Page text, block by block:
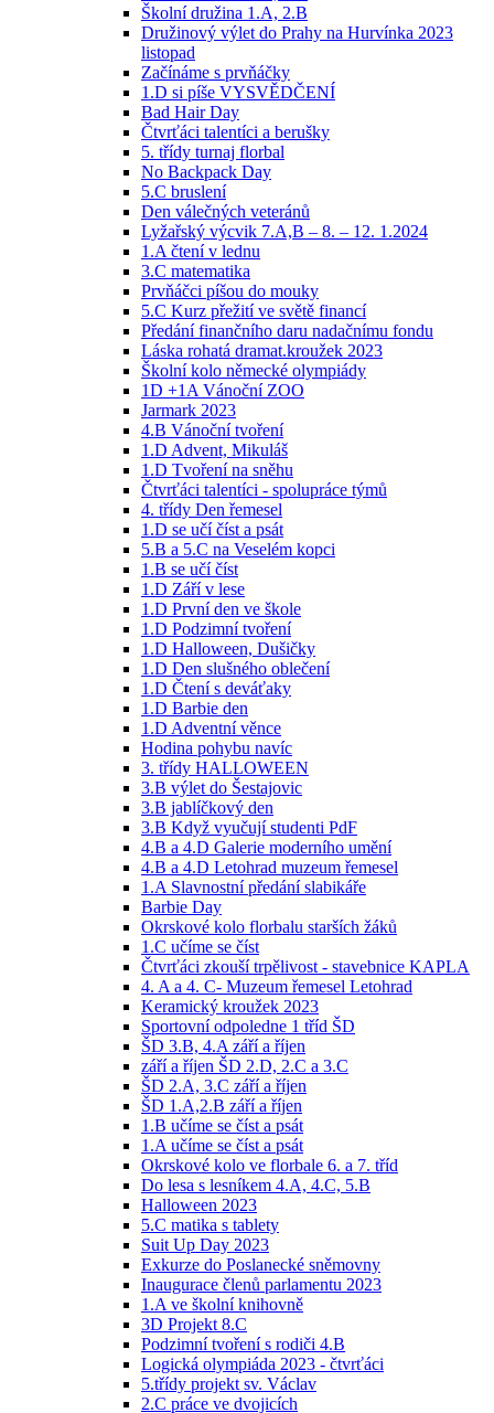
Školní družina 1.A, 2.B
Družinový výlet do Prahy na Hurvínka 2023
listopad
Začínáme s prvňáčky
1.D si píše VYSVĚDČENÍ
Bad Hair Day
Čtvrťáci talentíci a berušky
5. třídy turnaj florbal
No Backpack Day
5.C bruslení
Den válečných veteránů
Lyžařský výcvik 7.A,B – 8. – 12. 1.2024
1.A čtení v lednu
3.C matematika
Prvňáčci píšou do mouky
5.C Kurz přežití ve světě financí
Předání finančního daru nadačnímu fondu
Láska rohatá dramat.kroužek 2023
Školní kolo německé olympiády
1D +1A Vánoční ZOO
Jarmark 2023
4.B Vánoční tvoření
1.D Advent, Mikuláš
1.D Tvoření na sněhu
Čtvrťáci talentíci - spolupráce týmů
4. třídy Den řemesel
1.D se učí číst a psát
5.B a 5.C na Veselém kopci
1.B se učí číst
1.D Září v lese
1.D První den ve škole
1.D Podzimní tvoření
1.D Halloween, Dušičky
1.D Den slušného oblečení
1.D Čtení s deváťaky
1.D Barbie den
1.D Adventní věnce
Hodina pohybu navíc
3. třídy HALLOWEEN
3.B výlet do Šestajovic
3.B jablíčkový den
3.B Když vyučují studenti PdF
4.B a 4.D Galerie moderního umění
4.B a 4.D Letohrad muzeum řemesel
1.A Slavnostní předání slabikáře
Barbie Day
Okrskové kolo florbalu starších žáků
1.C učíme se číst
Čtvrťáci zkouší trpělivost - stavebnice KAPLA
4. A a 4. C- Muzeum řemesel Letohrad
Keramický kroužek 2023
Sportovní odpoledne 1 tříd ŠD
ŠD 3.B, 4.A září a říjen
září a říjen ŠD 2.D, 2.C a 3.C
ŠD 2.A, 3.C září a říjen
ŠD 1.A,2.B září a říjen
1.B učíme se číst a psát
1.A učíme se číst a psát
Okrskové kolo ve florbale 6. a 7. tříd
Do lesa s lesníkem 4.A, 4.C, 5.B
Halloween 2023
5.C matika s tablety
Suit Up Day 2023
Exkurze do Poslanecké sněmovny
Inaugurace členů parlamentu 2023
1.A ve školní knihovně
3D Projekt 8.C
Podzimní tvoření s rodiči 4.B
Logická olympiáda 2023 - čtvrťáci
5.třídy projekt sv. Václav
2.C práce ve dvojicích